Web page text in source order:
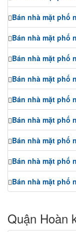
Bán nhà mặt phố
Bán nhà mặt phố
Bán nhà mặt phố
Bán nhà mặt phố
Bán nhà mặt phố
Bán nhà mặt phố
Bán nhà mặt phố
Bán nhà mặt phố
Bán nhà mặt phố
Quận Hoàn